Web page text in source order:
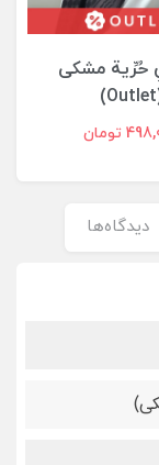
حُرِّية مشکی
تومان
دیدگاه‌ها